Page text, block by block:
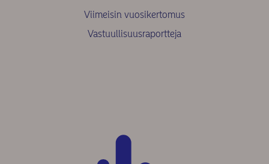
Viimeisin vuosikertomus
Vastuullisuusraportteja